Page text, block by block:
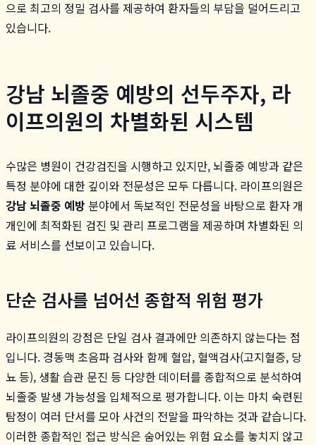
으로 최고의 정밀 검사를 제공하여 환자들의 부담을 덜어드리고
있습니다.
강남 뇌졸중 예방의 선두주자, 라
이프의원의 차별화된 시스템
수많은 병원이 건강검진을 시행하고 있지만, 뇌졸중 예방과 같은
특정 분야에 대한 깊이와 전문성은 모두 다릅니다. 라이프의원은
강남 뇌졸중 예방 분야에서 독보적인 전문성을 바탕으로 환자 개
개인에 최적화된 검진 및 관리 프로그램을 제공하며 차별화된 의
료 서비스를 선보이고 있습니다.
단순 검사를 넘어선 종합적 위험 평가
라이프의원의 강점은 단일 검사 결과에만 의존하지 않는다는 점
입니다. 경동맥 초음파 검사와 함께 혈압, 혈액검사(고지혈증, 당
뇨 등), 생활 습관 문진 등 다양한 데이터를 종합적으로 분석하여
뇌졸중 발생 가능성을 입체적으로 평가합니다. 이는 마치 숙련된
탐정이 여러 단서를 모아 사건의 전말을 파악하는 것과 같습니다.
이러한 종합적인 접근 방식은 숨어있는 위험 요소를 놓치지 않고